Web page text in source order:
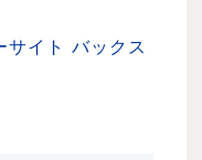
サイト バックス